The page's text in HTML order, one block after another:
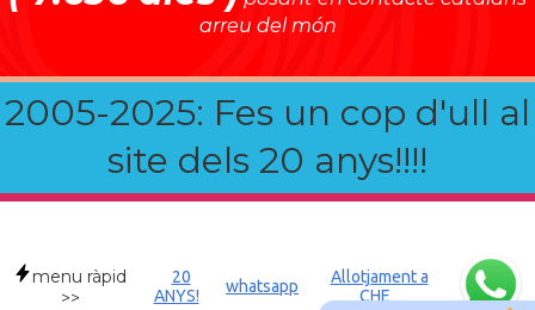
arreu del món
2005-2025: Fes un cop d'ull al
site dels 20 anys!!!!
menu ràpid
>>
20
ANYS!
whatsapp
Allotjament a
CHE